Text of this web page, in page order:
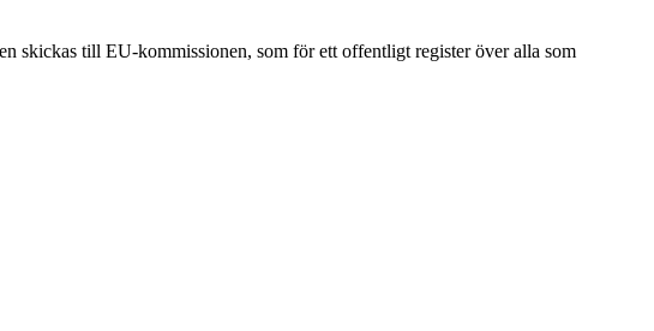
skickas till EU-kommissionen, som för ett offentligt register över alla som